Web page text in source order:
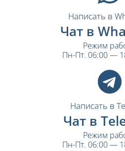
Написать в
Чат в
Режим
Пн-Пт. 06:00 —
Написать в
Чат в
Режим
Пн-Пт. 06:00 —